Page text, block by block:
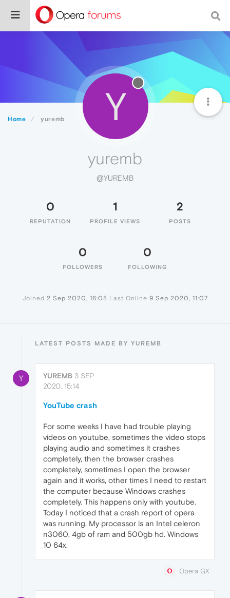
Home yuremb Y
yuremb
@YUREMB
0
REPUTATION
1
PROFILE VIEWS
2
POSTS
0
FOLLOWERS
0
FOLLOWING
Joined 2 Sep 2020, 16:08 Last Online 9 Sep 2020, 11:07
LATEST POSTS MADE BY YUREMB
Y YUREMB 3 SEP
2020, 15:14
YouTube crash
For some weeks I have had trouble playing
videos on youtube, sometimes the video stops
playing audio and sometimes it crashes
completely, then the browser crashes
completely, sometimes I open the browser
again and it works, other times I need to restart
the computer because Windows crashes
completely. This happens only with youtube.
Today I noticed that a crash report of opera
was running. My processor is an Intel celeron
n3060, 4gb of ram and 500gb hd. Windows
10 64x.
Opera GX